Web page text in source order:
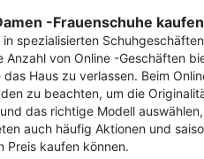
-Frauenschuhe
spezialisierten
Anzahl von Online -Geschäften
Haus zu verlassen. Beim
zu beachten, um die
das richtige Modell
auch häufig Aktionen und
Preis kaufen können.